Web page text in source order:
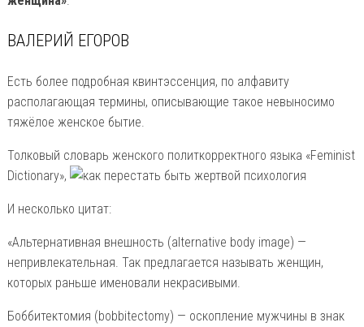
ВАЛЕРИЙ ЕГОРОВ
Есть более подробная квинтэссенция, по алфавиту
располагающая термины, описывающие такое невыносимо
тяжёлое женское бытие.
Толковый словарь женского политкорректного языка «Feminist
Dictionary»,
И несколько цитат:
«Альтернативная внешность (alternative body image) —
непривлекательная. Так предлагается называть женщин,
которых раньше именовали некрасивыми.
Боббитектомия (bobbitectomy) — оскопление мужчины в знак